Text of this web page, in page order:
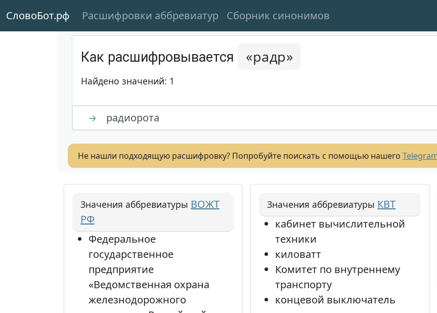
СловоБот.рф Расшифровки аббревиатур Сборник синонимов
Как расшифровывается «радр»
Найдено значений: 1
→ радиорота
Не нашли подходящую расшифровку? Попробуйте поискать с помощью нашего
Значения аббревиатуры ВОЖТ
РФ
Федеральное
государственное
предприятие
«Ведомственная охрана
железнодорожного
Значения аббревиатуры КВТ
кабинет вычислительной
техники
киловатт
Комитет по внутреннему
транспорту
концевой выключатель